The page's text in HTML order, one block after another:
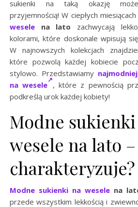
sukienki na taką okazję
przyjemnością! W ciepłych miesiącach
wesele na lato zachwycają
kolorami, które doskonale wpisują
W najnowszych kolekcjach
które pozwolą każdej kobiecie
stylowo. Przedstawiamy
na wesele , które z pewnością
podkreślą urok każdej kobiety!
Modne
wesele na lato
charakteryzuje?
Modne sukienki na wesele na
przede wszystkim lekkością i